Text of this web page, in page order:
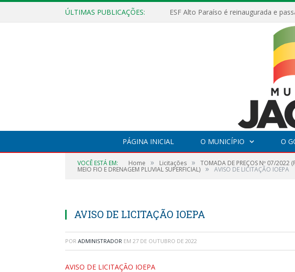
ÚLTIMAS PUBLICAÇÕES:
PÁGINA INICIAL O MUNICÍPIO O
VOCÊ ESTÁ EM: Home » Licitações » TOMADA DE PREÇOS Nº 07/2022
MEIO FIO E DRENAGEM PLUVIAL SUPERFICIAL) » AVISO DE LICITAÇÃO IOEPA
AVISO DE LICITAÇÃO IOEPA
POR ADMINISTRADOR EM 27 DE OUTUBRO DE 2022
AVISO DE LICITAÇÃO IOEPA